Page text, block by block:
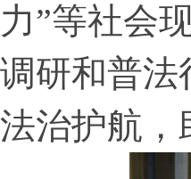
力”等社会
调研和普法
法治护航，